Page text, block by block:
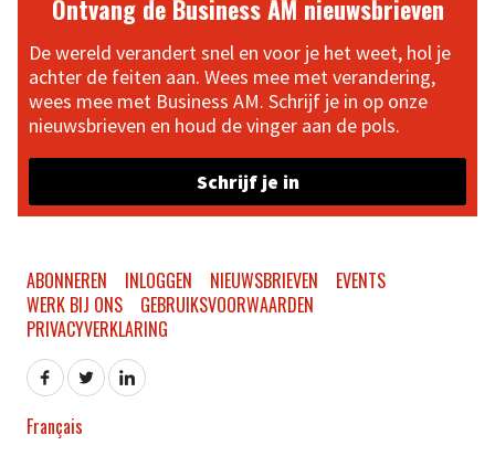
Ontvang de Business AM nieuwsbrieven
De wereld verandert snel en voor je het weet, hol je
achter de feiten aan. Wees mee met verandering,
wees mee met Business AM. Schrijf je in op onze
nieuwsbrieven en houd de vinger aan de pols.
Schrijf je in
ABONNEREN INLOGGEN NIEUWSBRIEVEN
EVENTS
WERK BIJ ONS
GEBRUIKSVOORWAARDEN
PRIVACYVERKLARING
Français